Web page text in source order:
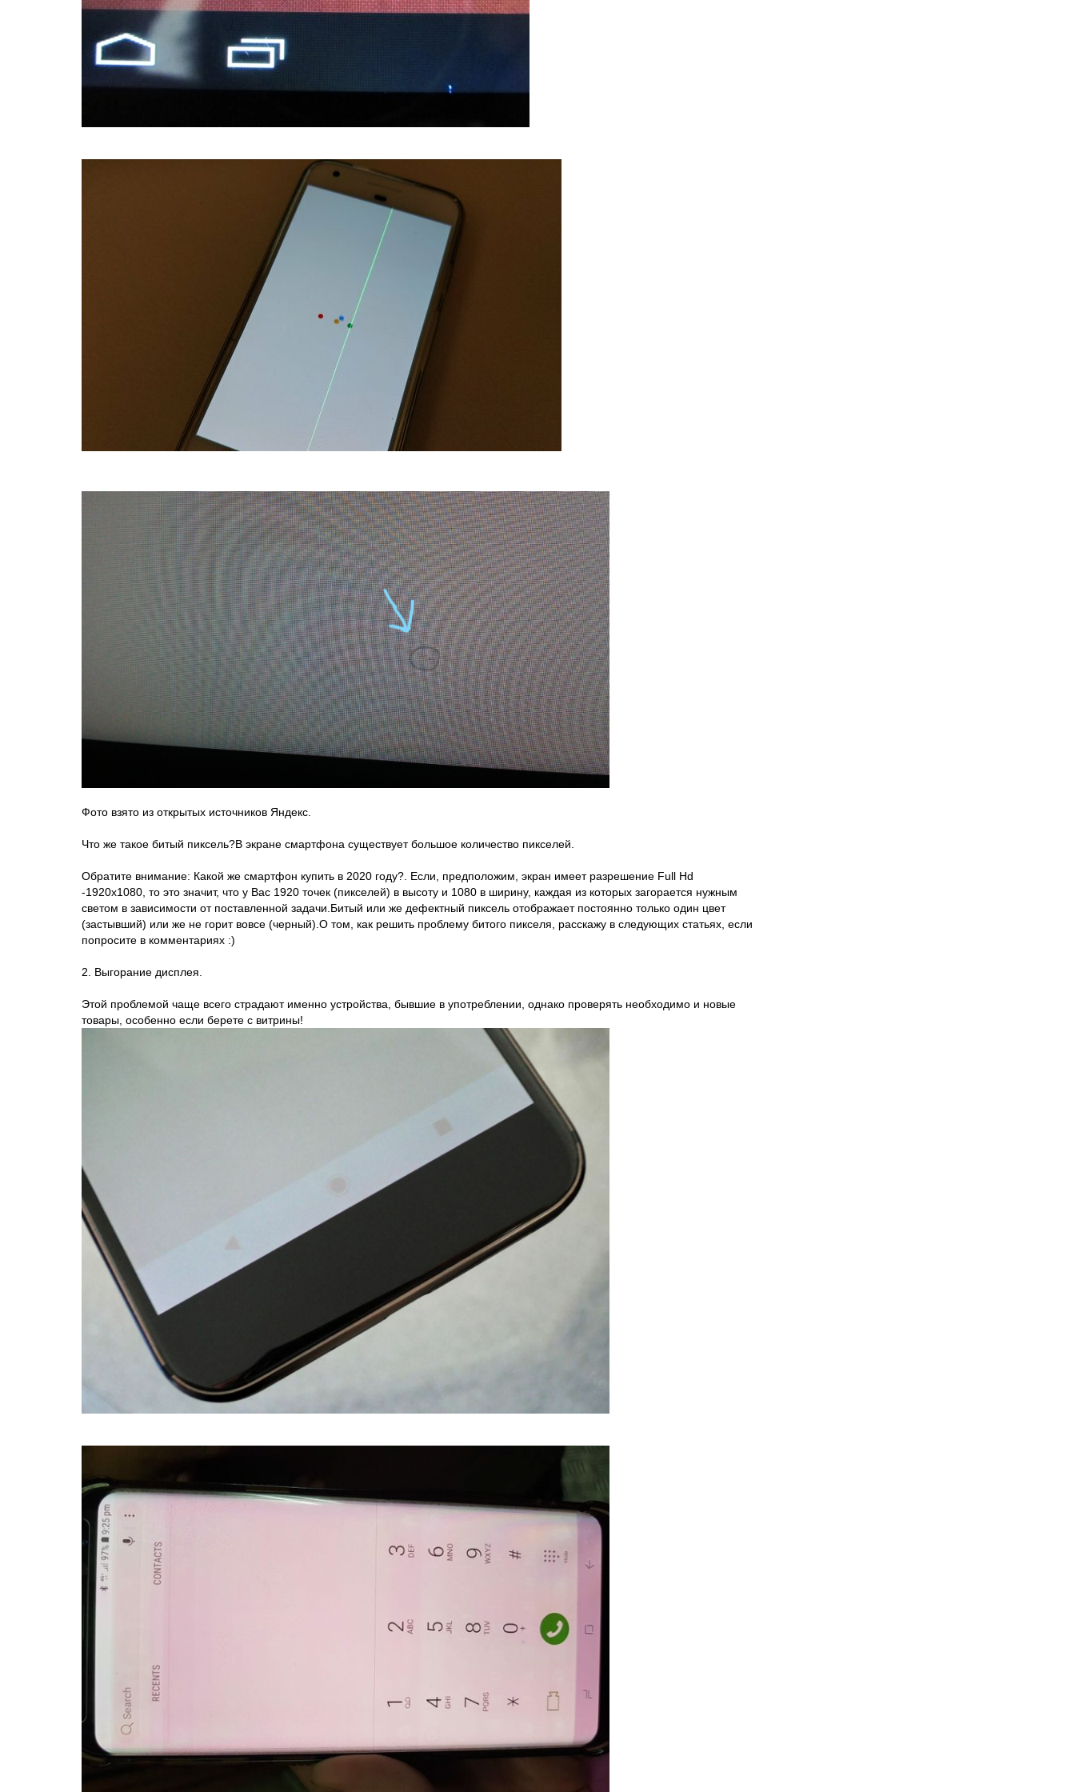
Фото взято из открытых источников Яндекс.
Что же такое битый пиксель?В экране смартфона существует большое количество пикселей.
Обратите внимание: Какой же смартфон купить в 2020 году?. Если, предположим, экран имеет разрешение Full Hd
-1920х1080, то это значит, что у Вас 1920 точек (пикселей) в высоту и 1080 в ширину, каждая из которых загорается нужным
светом в зависимости от поставленной задачи.Битый или же дефектный пиксель отображает постоянно только один цвет
(застывший) или же не горит вовсе (черный).О том, как решить проблему битого пикселя, расскажу в следующих статьях, если
попросите в комментариях :)
2. Выгорание дисплея.
Этой проблемой чаще всего страдают именно устройства, бывшие в употреблении, однако проверять необходимо и новые
товары, особенно если берете с витрины!